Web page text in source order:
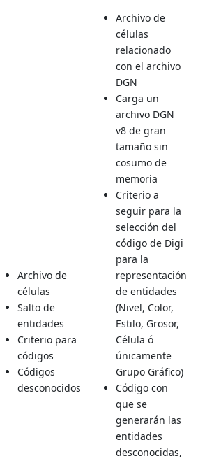
Archivo de
células
Salto de
entidades
Criterio para
códigos
Códigos
desconocidos
Archivo de
células
relacionado
con el archivo
DGN
Carga un
archivo DGN
v8 de gran
tamaño sin
cosumo de
memoria
Criterio a
seguir para la
selección del
código de Digi
para la
representación
de entidades
(Nivel, Color,
Estilo, Grosor,
Célula ó
únicamente
Grupo Gráfico)
Código con
que se
generarán las
entidades
desconocidas,